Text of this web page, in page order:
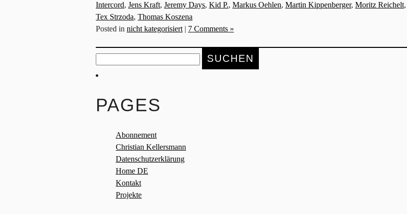
Intercord, Jens Kraft, Jeremy Days, Kid P., Markus Oehlen, Martin Kippenberger, Moritz Reichelt,
Tex Strzoda, Thomas Koszena
Posted in nicht kategorisiert| 7 Comments »
Suche
nach:
PAGES
Abonnement
Christian Kellersmann
Datenschutzerklärung
Home DE
Kontakt
Projekte